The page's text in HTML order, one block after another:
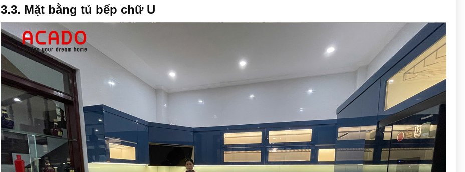
3.3. Mặt bằng tủ bếp chữ U